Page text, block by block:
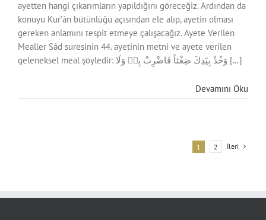
ayetten hangi çıkarımların yapıldığını göreceğiz. Ardından da
konuyu Kur’ân bütünlüğü açısından ele alıp, ayetin olması
gereken anlamını tespit etmeye çalışacağız. Ayete Verilen
Mealler Sâd suresinin 44. ayetinin metni ve ayete verilen
geleneksel meal şöyledir: وَخُذْ بِيَدِكَ ضِغْثاً فَاضْرِبْ بِه۪ وَلَا [...]
Devamını Oku
1 2 İleri